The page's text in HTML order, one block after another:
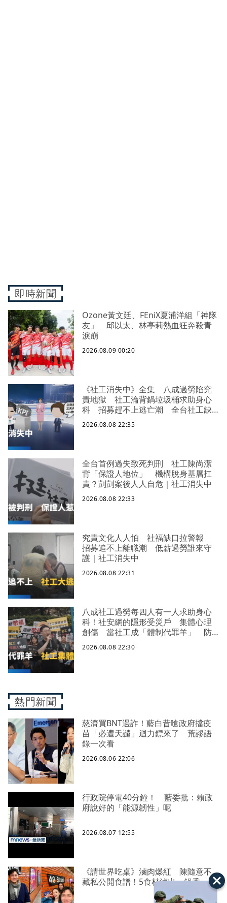
即時新聞
Ozone黃文廷、FEniX夏浦洋組「神隊
友」 邱以太、林亭莉熱血狂奔殺青
淚崩
2026.08.09 00:20
《社工消失中》全集 八成過勞陷究
責地獄 社工淪背鍋垃圾桶求助身心
科 招募趕不上逃亡潮 全台社工缺
口警報 揭薪資回捐黑幕 血汗錢遭
剝削
2026.08.08 22:35
全台首例過失致死判刑 社工陳尚潔
背「保證人地位」 機構脫身基層扛
責？剴剴案後人人自危｜社工消失中
2026.08.08 22:33
究責文化人人怕 社福缺口拉警報
招募追不上離職潮 低薪過勞誰來守
護｜社工消失中
2026.08.08 22:31
八成社工過勞每四人有一人求助身心
科！社安網的隱形受災戶 集體心理
創傷 當社工成「體制代罪羊」 防
禦性社工不敢多做無奈趨勢？耗竭殆
盡下的社安網危機｜社工消失中
2026.08.08 22:30
熱門新聞
慈濟買BNT遇詐！藍白昔嗆政府擋疫
苗「必遭天譴」迴力鏢來了 荒謬語
錄一次看
2026.08.06 22:06
行政院停電40分鐘！ 藍委批：賴政
府說好的「能源韌性」呢
2026.08.07 12:55
《請世界吃桌》滷肉爆紅 陳隨意不
藏私公開食譜！5食材滷出一鍋香